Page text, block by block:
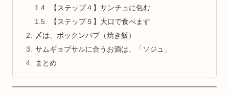
【ステップ４】サンチュに包む
【ステップ５】大口で食べます
〆は、ポックンパプ（焼き飯）
サムギョプサルに合うお酒は、「ソジュ」
まとめ